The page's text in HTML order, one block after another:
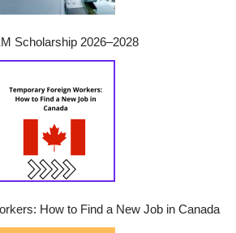
Scholarship 2026–2028
How to Find a New Job in Canada